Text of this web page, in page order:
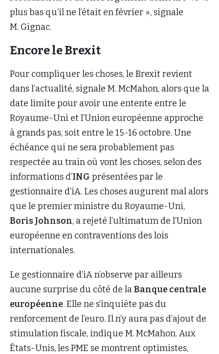
plus bas qu’il ne l’était en février », signale
M. Gignac.
Encore le Brexit
Pour compliquer les choses, le Brexit revient
dans l’actualité, signale M. McMahon, alors que la
date limite pour avoir une entente entre le
Royaume-Uni et l’Union européenne approche
à grands pas, soit entre le 15-16 octobre. Une
échéance qui ne sera probablement pas
respectée au train où vont les choses, selon des
informations d’ING présentées par le
gestionnaire d’iA. Les choses augurent mal alors
que le premier ministre du Royaume-Uni,
Boris Johnson, a rejeté l’ultimatum de l’Union
européenne en contraventions des lois
internationales.
Le gestionnaire d’iA n’observe par ailleurs
aucune surprise du côté de laBanque centrale
européenne. Elle ne s’inquiète pas du
renforcement de l’euro. Il n’y aura pas d’ajout de
stimulation fiscale, indique M. McMahon. Aux
États-Unis, les PME se montrent optimistes,